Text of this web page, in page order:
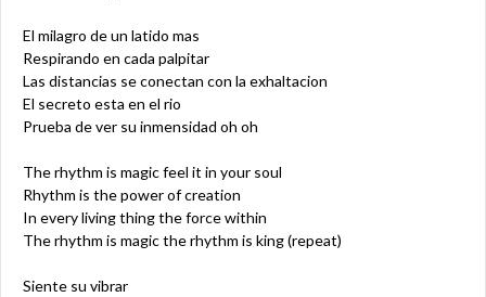
El milagro de un latido mas
Respirando en cada palpitar
Las distancias se conectan con la exhaltacion
El secreto esta en el rio
Prueba de ver su inmensidad oh oh
The rhythm is magic feel it in your soul
Rhythm is the power of creation
In every living thing the force within
The rhythm is magic the rhythm is king (repeat)
Siente su vibrar